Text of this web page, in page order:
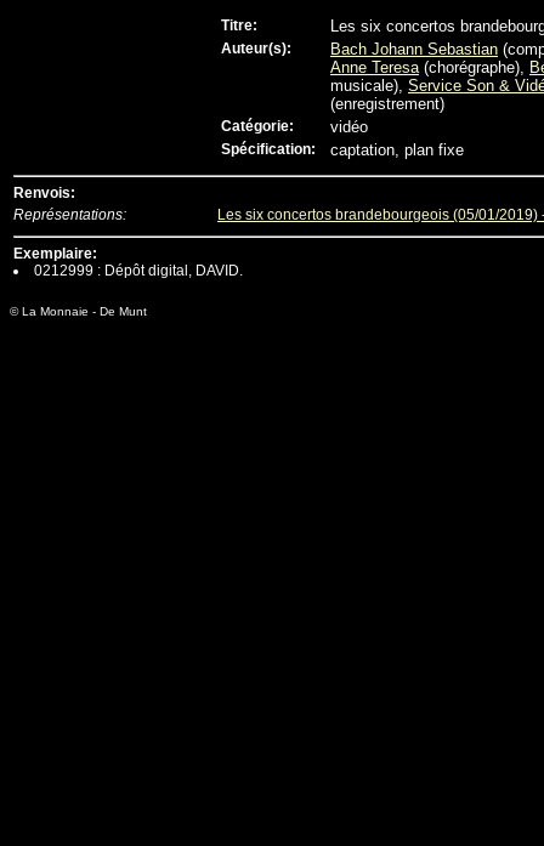
Titre: Les six concertos
Auteur(s): Bach Johann Sebastian
Anne Teresa(chorégraphe),
musicale), Service Son &
(enregistrement)
Catégorie: vidéo
Spécification: captation, plan fixe
Renvois:
Représentations:
Les six concertos brandebourgeois (05/01/2019)
Exemplaire:
0212999 : Dépôt digital, DAVID.
© La Monnaie - De Munt